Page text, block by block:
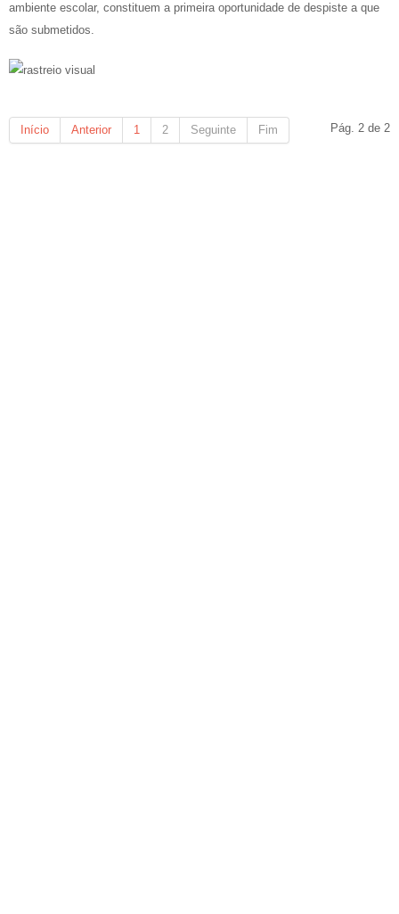
ambiente escolar, constituem a primeira oportunidade de despiste a que
são submetidos.
Pág. 2 de 2
Início Anterior 1 2 Seguinte Fim